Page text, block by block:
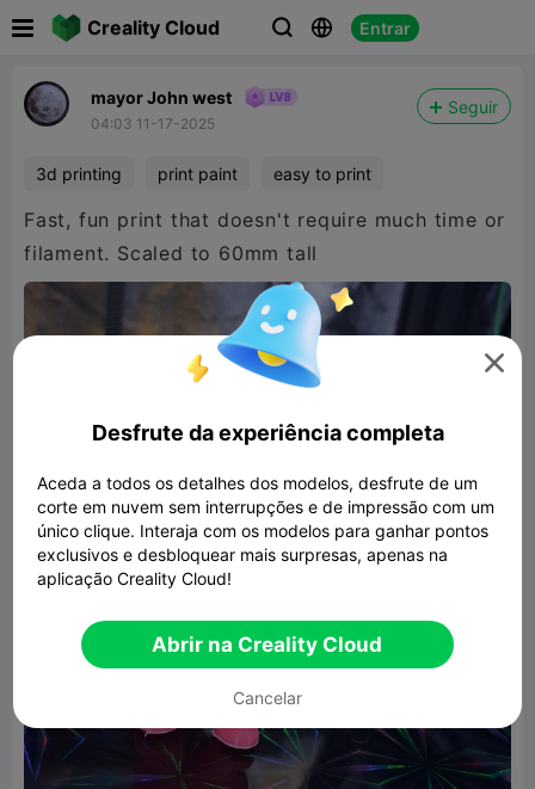
Creality Cloud   Entrar
mayor John west
04:03 11-17-2025
Seguir
3d printing print paint easy to print
Fast, fun print that doesn't require much time or
filament. Scaled to 60mm tall

Desfrute da experiência completa
Aceda a todos os detalhes dos modelos, desfrute de um
corte em nuvem sem interrupções e de impressão com um
único clique. Interaja com os modelos para ganhar pontos
exclusivos e desbloquear mais surpresas, apenas na
aplicação Creality Cloud!
Abrir na Creality Cloud
Cancelar